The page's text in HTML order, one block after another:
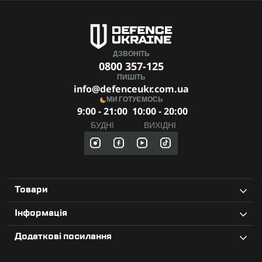
мультикам, олива, піксель, койот,
— це не просто рюкзак, а надійний помічник для
організованого, безпечного й ефективного виконання
завдань у найрізноманітніших умовах. Ідеальний вибір
для професіоналів та активних людей!
ДЗВОНІТЬ
0800 357-125
ПИШІТЬ
info@defenceukr.com.ua
МИ ГОТУЄМОСЬ
9:00 - 21:00
БУДНІ
10:00 - 20:00
ВИХІДНІ
Товари
Інформація
Додаткові посилання